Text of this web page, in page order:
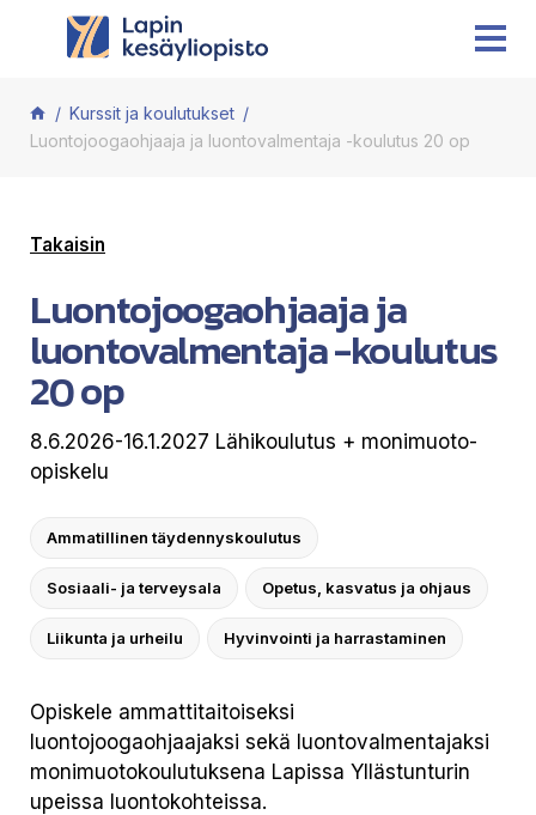
Siirry sisältöön
Kurssit ja koulutukset
Luontojoogaohjaaja ja luontovalmentaja -koulutus 20 op
Takaisin
Luontojoogaohjaaja ja
luontovalmentaja -koulutus
20 op
8.6.2026-16.1.2027 Lähikoulutus + monimuoto-
opiskelu
Ammatillinen täydennyskoulutus
Sosiaali- ja terveysala Opetus, kasvatus ja ohjaus
Liikunta ja urheilu Hyvinvointi ja harrastaminen
Opiskele ammattitaitoiseksi
luontojoogaohjaajaksi sekä luontovalmentajaksi
monimuotokoulutuksena Lapissa Yllästunturin
upeissa luontokohteissa.